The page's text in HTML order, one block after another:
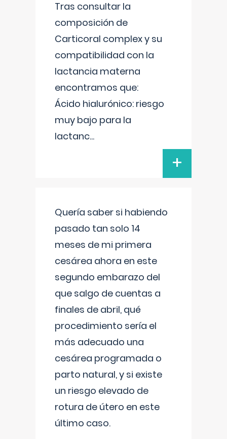
Tras consultar la
composición de
Carticoral complex y su
compatibilidad con la
lactancia materna
encontramos que:
Ácido hialurónico: riesgo
muy bajo para la
lactanc...
+
Quería saber si habiendo
pasado tan solo 14
meses de mi primera
cesárea ahora en este
segundo embarazo del
que salgo de cuentas a
finales de abril, qué
procedimiento sería el
más adecuado una
cesárea programada o
parto natural, y si existe
un riesgo elevado de
rotura de útero en este
último caso.